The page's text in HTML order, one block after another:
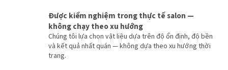
Được kiểm nghiệm trong thực tế salon —
không chạy theo xu hướng
Chúng tôi lựa chọn vật liệu dựa trên độ ổn định, độ bền
và kết quả nhất quán — không dựa theo xu hướng thời
trang.